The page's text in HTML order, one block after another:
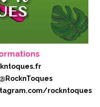
@RocknToques
rockntoques